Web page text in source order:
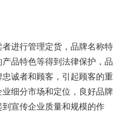
进行管理定货，品牌名称特
品特色等得到法律保护，品
诚者和顾客，引起顾客的重
细分市场和定位，良好品牌
宣传企业质量和规模的作